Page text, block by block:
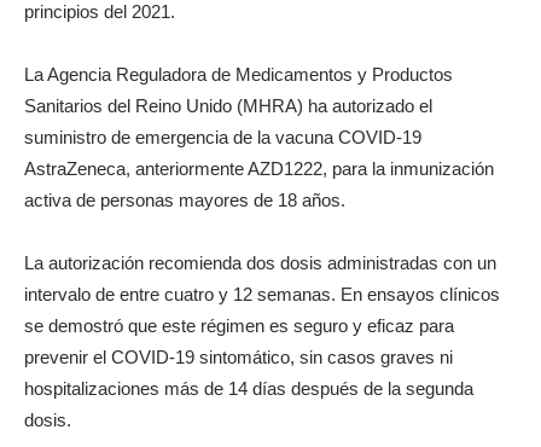
principios del 2021.
La Agencia Reguladora de Medicamentos y Productos
Sanitarios del Reino Unido (MHRA) ha autorizado el
suministro de emergencia de la vacuna COVID-19
AstraZeneca, anteriormente AZD1222, para la inmunización
activa de personas mayores de 18 años.
La autorización recomienda dos dosis administradas con un
intervalo de entre cuatro y 12 semanas. En ensayos clínicos
se demostró que este régimen es seguro y eficaz para
prevenir el COVID-19 sintomático, sin casos graves ni
hospitalizaciones más de 14 días después de la segunda
dosis.